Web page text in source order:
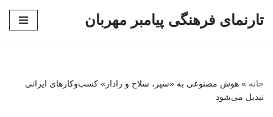
تارنمای فرهنگی پیامبر مهربان
خانه » هوش مصنوعی به «سپر، سلاح و رادار» کسب‌وکارهای ایرانی
تبدیل می‌شود